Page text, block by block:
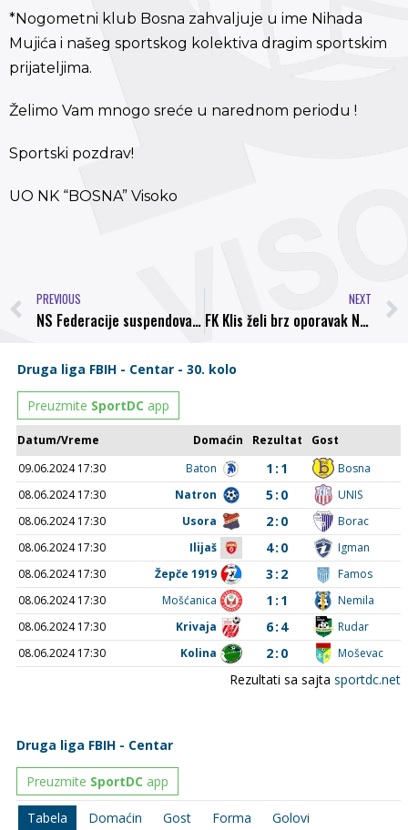
*Nogometni klub Bosna zahvaljuje u ime Nihada
Mujića i našeg sportskog kolektiva dragim sportskim
prijateljima.
Želimo Vam mnogo sreće u narednom periodu !
Sportski pozdrav!
UO NK “BOSNA” Visoko
PREVIOUS
NS Federacije suspendovao četvoricu sudija
NEXT
FK Klis želi brz oporavak Nihadu Mujiću, najboljem strijelcu prvog Memorijalnog turnira “Seid Padalović”